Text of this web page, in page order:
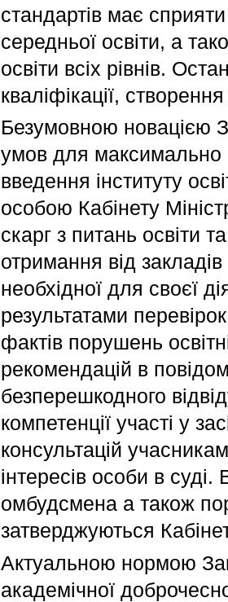
стандартів має
середньої освіти, а
освіти всіх рівнів.
кваліфікації,
Безумовною новацією
умов для максимально
введення інституту
особою Кабінету
скарг з питань освіти
отримання від закладів
необхідної для своєї
результатами
фактів порушень
рекомендацій в
безперешкодного
компетенції участі у
консультацій
інтересів особи в
омбудсмена а також
затверджуються
Актуальною нормою
академічної